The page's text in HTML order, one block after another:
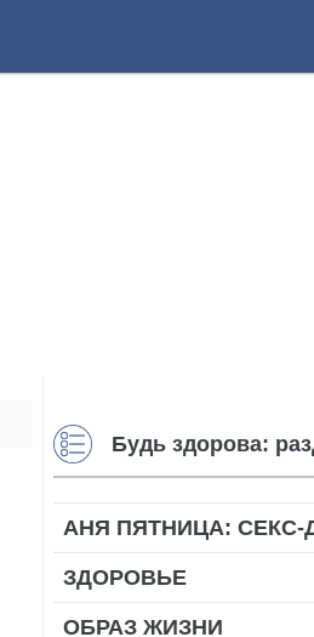
Будь здорова:
АНЯ ПЯТНИЦА: СЕКС-
ЗДОРОВЬЕ
ОБРАЗ ЖИЗНИ